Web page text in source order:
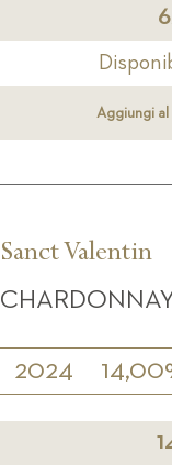
Aggiungi
Sanct Valentin
2024